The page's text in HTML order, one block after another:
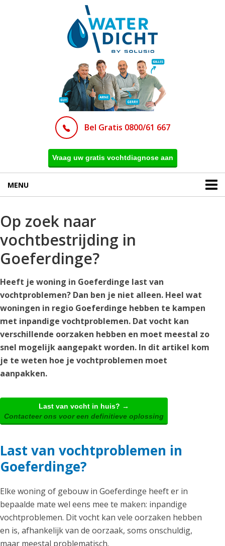
Bel Gratis 0800/61 667
Vraag uw gratis vochtdiagnose aan
MENU
Op zoek naar
vochtbestrijding in
Goeferdinge?
Heeft je woning in Goeferdinge last van
vochtproblemen? Dan ben je niet alleen. Heel wat
woningen in regio Goeferdinge hebben te kampen
met inpandige vochtproblemen. Dat vocht kan
verschillende oorzaken hebben en moet meestal zo
snel mogelijk aangepakt worden. In dit artikel kom
je te weten hoe je vochtproblemen moet
aanpakken.
Last van vocht in huis? →
Contacteer ons voor een definitieve oplossing
Last van vochtproblemen in
Goeferdinge?
Elke woning of gebouw in Goeferdinge heeft er in
bepaalde mate wel eens mee te maken: inpandige
vochtproblemen. Dit vocht kan vele oorzaken hebben
en is, afhankelijk van de oorzaak, soms onschuldig,
maar meestal problematisch.